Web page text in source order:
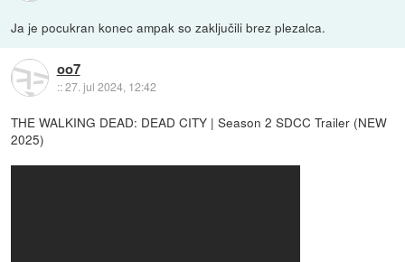
Ja je pocukran konec ampak so zaključili brez plezalca.
oo7
::27. jul 2024, 12:42
THE WALKING DEAD: DEAD CITY | Season 2 SDCC Trailer (NEW
2025)